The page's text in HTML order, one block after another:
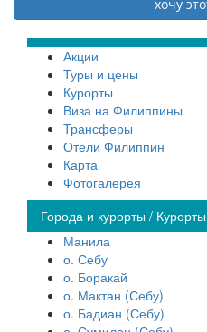
Акции
Туры и цены
Курорты
Виза на Филиппины
Трансферы
Отели Филиппин
Карта
Фотогалерея
Города и курорты / Курорты
Манила
о. Себу
о. Боракай
о. Мактан (Себу)
о. Бадиан (Себу)